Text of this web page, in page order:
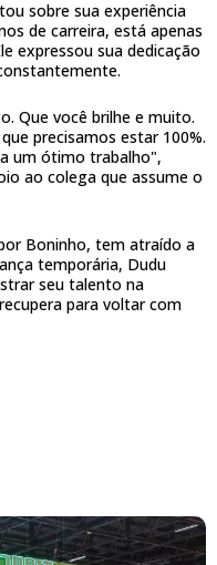
sobre sua experiência
de carreira, está apenas
expressou sua dedicação
Que você brilhe e muito.
precisamos estar 100%.
um ótimo trabalho",
ao colega que assume o
Boninho, tem atraído a
temporária, Dudu
seu talento na
para voltar com